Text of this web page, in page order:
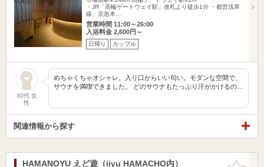
・JR「高輪ゲートウェイ駅」改札より徒歩1分 ・都営浅草
線、京急本…
営業時間 11:00～26:00
入浴料金 2,600円～
日帰り カップル
30代 女
性
めちゃくちゃオシャレ。入り口からいい匂い。モダンな空間で、
サウナを満喫できました。 どのサウナもたっぷり汗がかけるの…
関連情報から探す
お気に入
HAMANOYU えど遊（iiyu HAMACHO内）